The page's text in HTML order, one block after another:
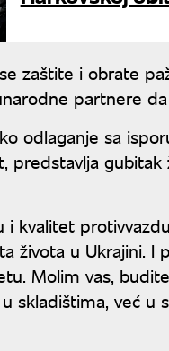
zaštite i obrate
partnere
odlaganje sa
predstavlja
i kvalitet
života u Ukrajini. I
Molim vas,
skladištima, već u